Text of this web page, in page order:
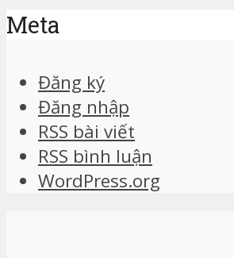
Meta
Đăng ký
Đăng nhập
RSS bài viết
RSS bình luận
WordPress.org